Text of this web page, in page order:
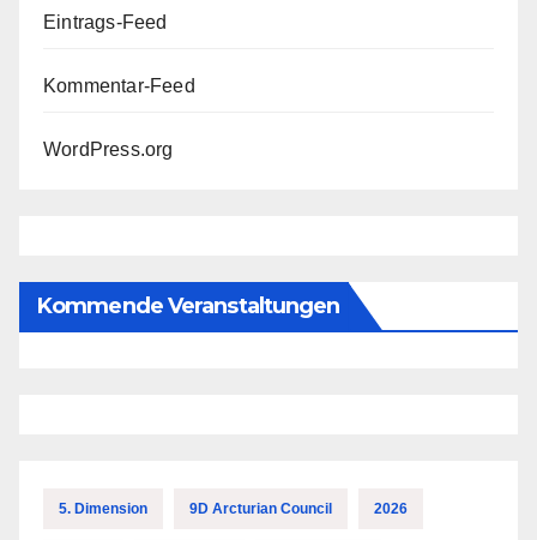
Eintrags-Feed
Kommentar-Feed
WordPress.org
Kommende Veranstaltungen
5. Dimension 9D Arcturian Council 2026